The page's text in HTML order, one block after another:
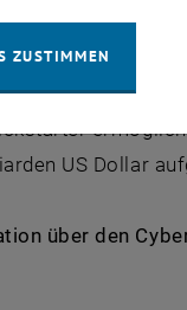
folgen.
und
US Dollar
über den
ZUSTIMMEN